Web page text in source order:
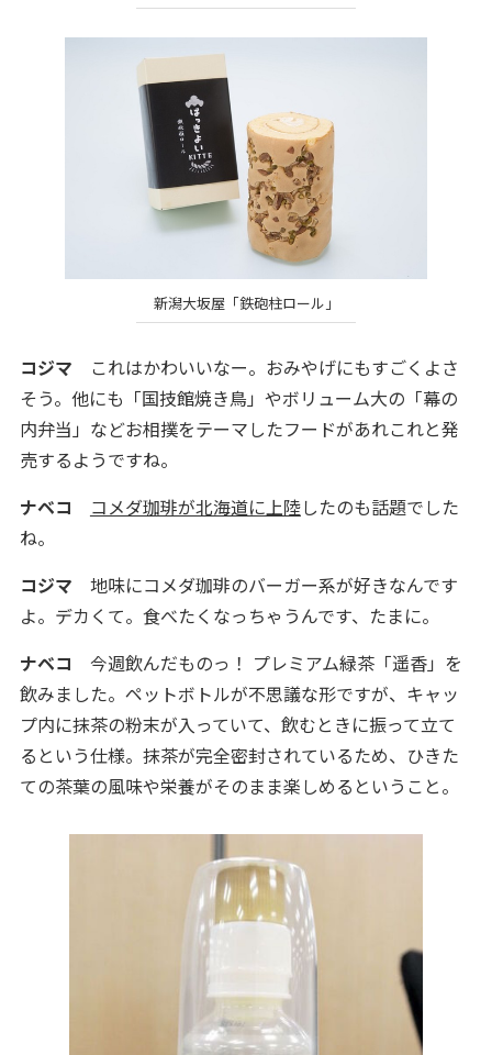
新潟大坂屋「鉄砲柱ロール」
コジマ これはかわいいなー。おみやげにもすごくよさ
そう。他にも「国技館焼き鳥」やボリューム大の「幕の
内弁当」などお相撲をテーマしたフードがあれこれと発
売するようですね。
ナベコ
コメダ珈琲が北海道に上陸したのも話題でした
ね。
コジマ 地味にコメダ珈琲のバーガー系が好きなんです
よ。デカくて。食べたくなっちゃうんです、たまに。
ナベコ 今週飲んだものっ！ プレミアム緑茶「遥香」を
飲みました。ペットボトルが不思議な形ですが、キャッ
プ内に抹茶の粉末が入っていて、飲むときに振って立て
るという仕様。抹茶が完全密封されているため、ひきた
ての茶葉の風味や栄養がそのまま楽しめるということ。